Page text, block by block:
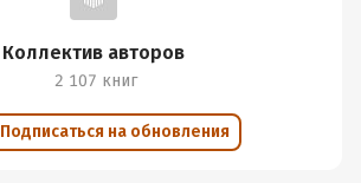
Коллектив авторов
2 107 книг
Подписаться на обновления